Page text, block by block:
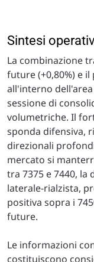
Sintesi
La combinazione
future (+0,80%) e
all'interno
sessione di
volumetriche. Il
sponda difensiva,
direzionali
mercato si
tra 7375 e 7440,
laterale-rialzista,
positiva sopra i
future.
Le informazioni
costituiscono